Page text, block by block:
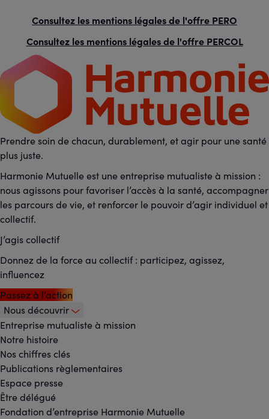
Consultez les mentions légales de l'offre PERO
Consultez les mentions légales de l'offre PERCOL
Prendre soin de chacun, durablement, et agir pour une santé
plus juste.
Harmonie Mutuelle est une entreprise mutualiste à mission :
nous agissons pour favoriser l’accès à la santé, accompagner
les parcours de vie, et renforcer le pouvoir d’agir individuel et
collectif.
J’agis collectif
Donnez de la force au collectif : participez, agissez,
influencez
Passez à l’action
Footer
-
Menu
principal
Nous découvrir
Entreprise mutualiste à mission
Notre histoire
Nos chiffres clés
Publications règlementaires
Espace presse
Être délégué
Fondation d’entreprise Harmonie Mutuelle